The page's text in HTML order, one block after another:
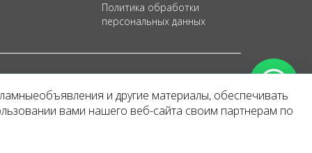
Политика обработки
персональных данных
и другие материалы, обеспечивать
вами нашего веб-сайта своим партнерам по